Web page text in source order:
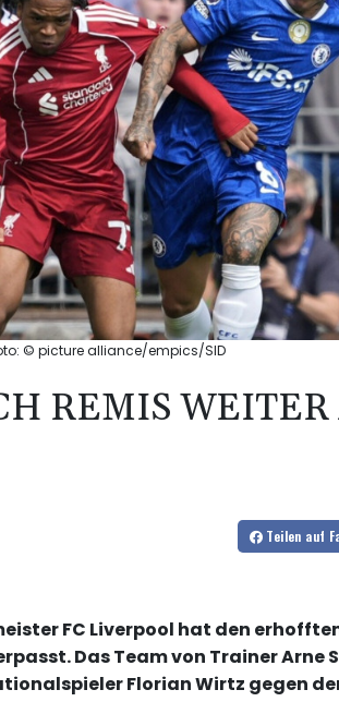
© picture alliance/empics/SID
REMIS WEITER
Teilen auf
FC Liverpool hat den
Das Team von Trainer Arne
Florian Wirtz gegen